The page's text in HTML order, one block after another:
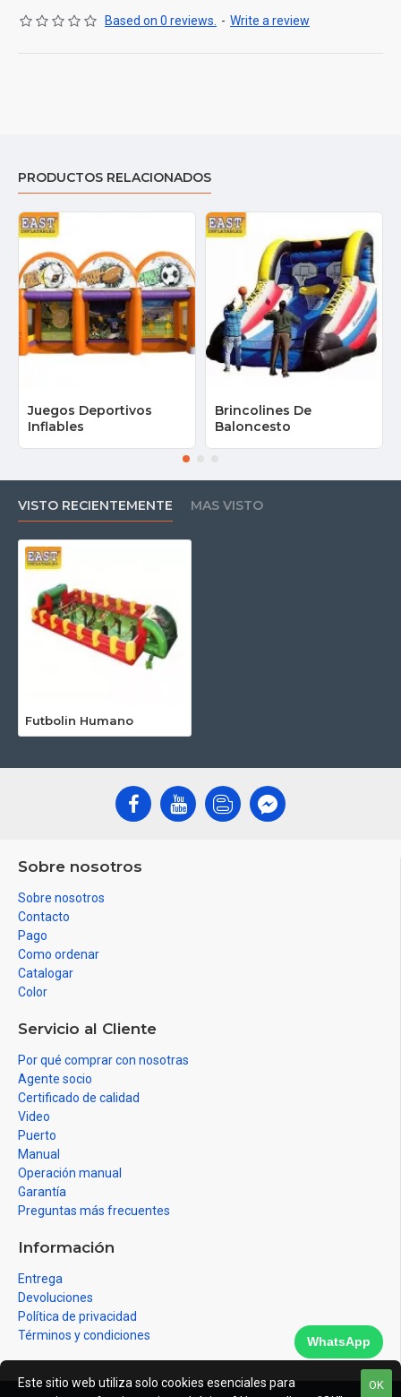
Based on 0 reviews. - Write a review
PRODUCTOS RELACIONADOS
Juegos Deportivos
Inflables
Brincolines De
Baloncesto
VISTO RECIENTEMENTE MAS VISTO
Futbolin Humano
Sobre nosotros
Sobre nosotros
Contacto
Pago
Como ordenar
Catalogar
Color
Servicio al Cliente
Por qué comprar con nosotras
Agente socio
Certificado de calidad
Video
Puerto
Manual
Operación manual
Garantía
Preguntas más frecuentes
Información
Entrega
Devoluciones
Política de privacidad
Términos y condiciones
OK
Este sitio web utiliza solo cookies esenciales para
WhatsApp